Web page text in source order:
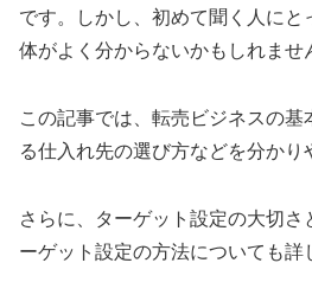
です。しかし、初めて聞く人にと
体がよく分からないかもしれませ
この記事では、転売ビジネスの
る仕入れ先の選び方などを分かり
さらに、ターゲット設定の大切さ
ーゲット設定の方法についても詳